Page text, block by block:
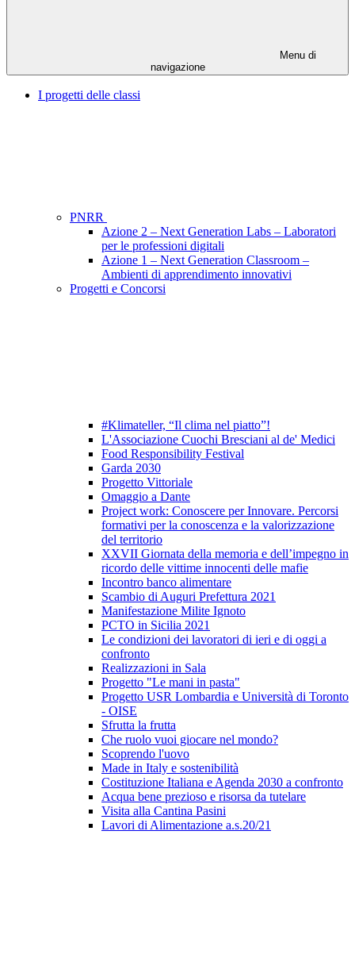
Menu di
navigazione
I progetti delle classi
PNRR
Azione 2 – Next Generation Labs – Laboratori
per le professioni digitali
Azione 1 – Next Generation Classroom –
Ambienti di apprendimento innovativi
Progetti e Concorsi
#Klimateller, “Il clima nel piatto”!
L'Associazione Cuochi Bresciani al de' Medici
Food Responsibility Festival
Garda 2030
Progetto Vittoriale
Omaggio a Dante
Project work: Conoscere per Innovare. Percorsi
formativi per la conoscenza e la valorizzazione
del territorio
XXVII Giornata della memoria e dell’impegno in
ricordo delle vittime innocenti delle mafie
Incontro banco alimentare
Scambio di Auguri Prefettura 2021
Manifestazione Milite Ignoto
PCTO in Sicilia 2021
Le condizioni dei lavoratori di ieri e di oggi a
confronto
Realizzazioni in Sala
Progetto "Le mani in pasta"
Progetto USR Lombardia e Università di Toronto
- OISE
Sfrutta la frutta
Che ruolo vuoi giocare nel mondo?
Scoprendo l'uovo
Made in Italy e sostenibilità
Costituzione Italiana e Agenda 2030 a confronto
Acqua bene prezioso e risorsa da tutelare
Visita alla Cantina Pasini
Lavori di Alimentazione a.s.20/21